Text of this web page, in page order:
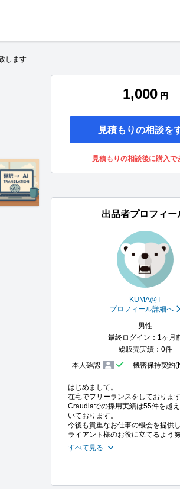
します
1,000 円
見積もりの相談を
見積もりの相談後に購入で
出品者プロフィー
KUMA@T
プロフィール詳細へ
男性
最終ログイン：1ヶ月
総販売実績：0件
本人確認
機密保持契約
はじめまして。
在宅でフリーランスをしております
Craudiaでの採用実績は55件を越
いております。
今後も貴重なお仕事の機会を提供
ライアント様のお役に立てるよう
すべて見る